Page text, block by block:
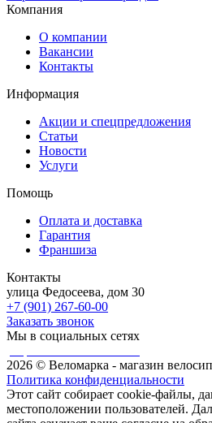
Компания
О компании
Вакансии
Контакты
Информация
Акции и спецпредложения
Статьи
Новости
Услуги
Помощь
Оплата и доставка
Гарантия
Франшиза
Контакты
улица Федосеева, дом 30
+7 (901) 267-60-00
Заказать звонок
Мы в социальных сетях
2026 © Веломарка - магазин
Политика конфиденциальности
Этот сайт собирает cookie-файлы,
местоположении пользователей.